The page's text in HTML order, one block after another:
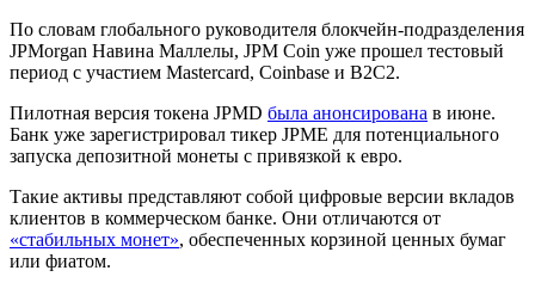
По словам глобального руководителя блокчейн-подразделения
JPMorgan Навина Маллелы, JPM Coin уже прошел тестовый
период с участием Mastercard, Coinbase и B2C2.
Пилотная версия токена JPMD была анонсирована в июне.
Банк уже зарегистрировал тикер JPME для потенциального
запуска депозитной монеты с привязкой к евро.
Такие активы представляют собой цифровые версии вкладов
клиентов в коммерческом банке. Они отличаются от
«стабильных монет», обеспеченных корзиной ценных бумаг
или фиатом.